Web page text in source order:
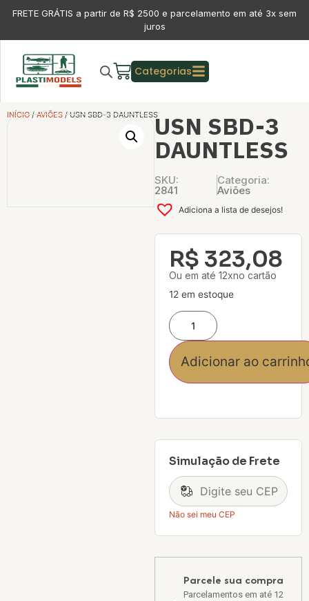
FRETE GRÁTIS a partir de R$ 2500 e parcelamento em até 3x sem
juros
Categorias
INÍCIO / AVIÕES / USN SBD-3 DAUNTLESSUSN SBD-3
DAUNTLESS
SKU:
2841
Categoria:
Aviões
Adiciona a lista de desejos!
R$ 323,08
Ou em até 12xno cartão
12 em estoque
Adicionar ao
Simulação de Frete
Não sei meu CEP
Parcele sua compra
Parcelamentos em até 12